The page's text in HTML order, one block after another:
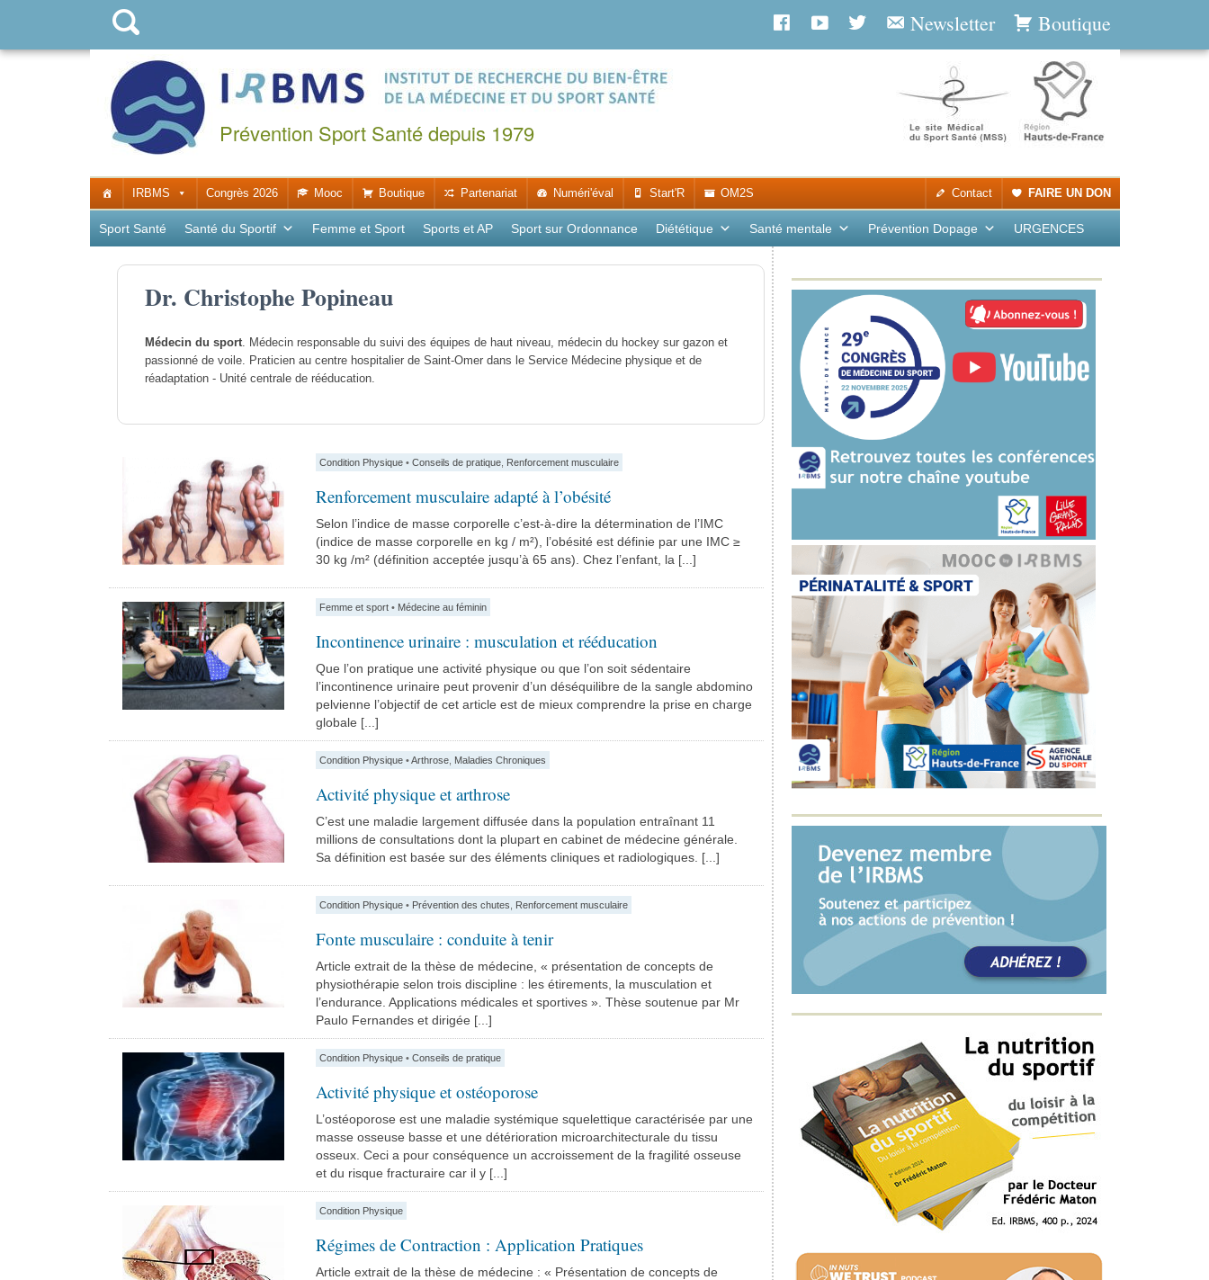
Boutique
Newsletter
Prévention Sport Santé depuis 1979
IRBMS Congrès 2026 Mooc Boutique Partenariat Numéri'éval Start'R OM2S FAIRE UN DON
Contact
Sport Santé Santé du Sportif Femme et Sport Sports et AP Sport sur Ordonnance Diététique Santé mentale Prévention Dopage URGENCES
Dr. Christophe Popineau
Médecin du sport. Médecin responsable du suivi des équipes de haut niveau, médecin du hockey sur gazon et
passionné de voile. Praticien au centre hospitalier de Saint-Omer dans le Service Médecine physique et de
réadaptation - Unité centrale de rééducation.
Condition Physique• Conseils de pratique, Renforcement musculaire
Renforcement musculaire adapté à l’obésité
Selon l’indice de masse corporelle c’est-à-dire la détermination de l’IMC
(indice de masse corporelle en kg / m²), l’obésité est définie par une IMC ≥
30 kg /m² (définition acceptée jusqu’à 65 ans). Chez l’enfant, la [...]
Femme et sport• Médecine au féminin
Incontinence urinaire : musculation et rééducation
Que l’on pratique une activité physique ou que l’on soit sédentaire
l’incontinence urinaire peut provenir d’un déséquilibre de la sangle abdomino
pelvienne l’objectif de cet article est de mieux comprendre la prise en charge
globale [...]
Condition Physique•Arthrose, Maladies Chroniques
Activité physique et arthrose
C’est une maladie largement diffusée dans la population entraînant 11
millions de consultations dont la plupart en cabinet de médecine générale.
Sa définition est basée sur des éléments cliniques et radiologiques. [...]
Condition Physique• Prévention des chutes Renforcement musculaire
Fonte musculaire : conduite à tenir
Article extrait de la thèse de médecine, « présentation de concepts de
physiothérapie selon trois discipline : les étirements, la musculation et
l’endurance. Applications médicales et sportives ». Thèse soutenue par Mr
Paulo Fernandes et dirigée [...]
Condition Physique• Conseils de pratique
Activité physique et ostéoporose
L’ostéoporose est une maladie systémique squelettique caractérisée par une
masse osseuse basse et une détérioration microarchitecturale du tissu
osseux. Ceci a pour conséquence un accroissement de la fragilité osseuse
et du risque fracturaire car il y [...]
Condition Physique
Régimes de Contraction : Application Pratiques
Article extrait de la thèse de médecine : « Présentation de concepts de